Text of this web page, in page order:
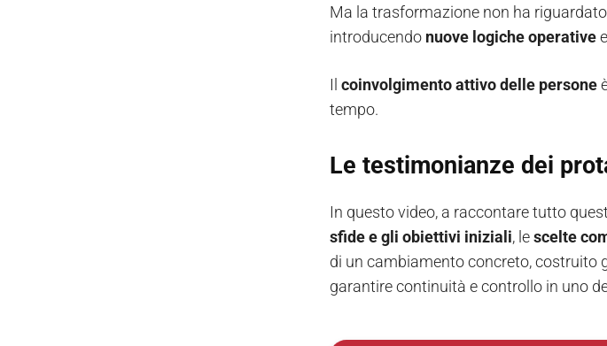
Ma la trasformazione non ha
introducendo nuove logiche operative
Il coinvolgimento attivo delle persone
tempo.
Le testimonianze dei
In questo video, a raccontare tutto
sfide e gli obiettivi iniziali, lescelte
di un cambiamento concreto, costruito
garantire continuità e controllo in uno